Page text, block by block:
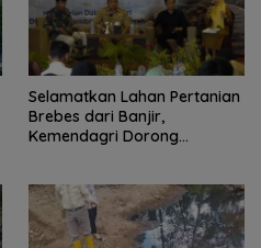
Selamatkan Lahan Pertanian
Brebes dari Banjir,
Kemendagri Dorong